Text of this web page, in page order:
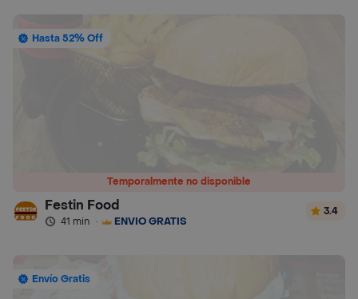
Temporalmente no disponible
Hasta 52% Off
Festin Food
41 min · ENVÍO GRATIS
3.4
Envío Gratis